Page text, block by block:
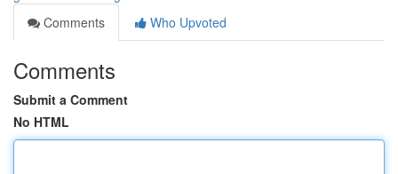
Comments
Who Upvoted
Comments
Submit a Comment
No HTML